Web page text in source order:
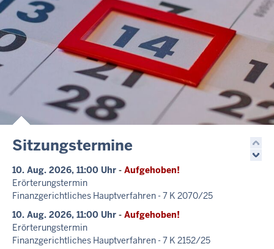
Sitzungstermine
10. Aug. 2026, 11:00 Uhr - Aufgehoben!
Erörterungstermin
Finanzgerichtliches Hauptverfahren - 7 K 2070/25
10. Aug. 2026, 11:00 Uhr - Aufgehoben!
Erörterungstermin
Finanzgerichtliches Hauptverfahren - 7 K 2152/25